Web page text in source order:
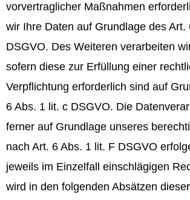
vorvertraglicher Maßnahmen
wir Ihre Daten auf Grundlage des Art.
DSGVO. Des Weiteren verarbeiten
sofern diese zur Erfüllung einer
Verpflichtung erforderlich sind auf
6 Abs. 1 lit. c DSGVO. Die
ferner auf Grundlage unseres
nach Art. 6 Abs. 1 lit. F DSGVO
jeweils im Einzelfall einschlägigen
wird in den folgenden Absätzen dieser